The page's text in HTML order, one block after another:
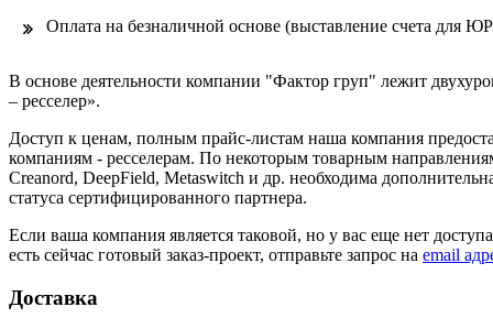
Оплата на безналичной основе (выставление счета
В основе деятельности компании "Фактор груп" лежит
– ресселер».
Доступ к ценам, полным прайс-листам наша компания
компаниям - ресселерам. По некоторым товарным
Creanord, DeepField, Metaswitch и др. необходима
статуса сертифицированного партнера.
Если ваша компания является таковой, но у вас еще нет
есть сейчас готовый заказ-проект, отправьте запрос на email
Доставка